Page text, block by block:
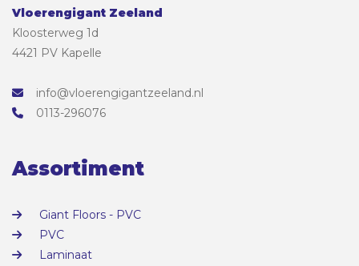
Vloerengigant Zeeland
Kloosterweg 1d
4421 PV Kapelle
info@vloerengigantzeeland.nl
0113-296076
Assortiment
Giant Floors - PVC
PVC
Laminaat